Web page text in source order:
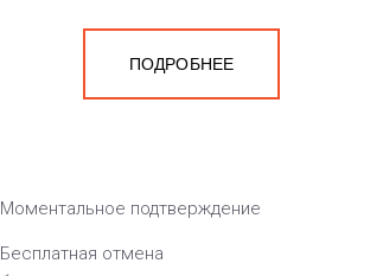
ПОДРОБНЕЕ
Моментальное подтверждение
Бесплатная отмена